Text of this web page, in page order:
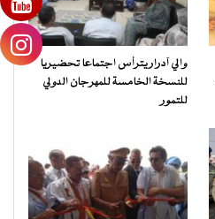
والي آدرار يترأس اجتماعا تحضيريا
للنسخة الخامسة للمهرجان الدولي
للتمور